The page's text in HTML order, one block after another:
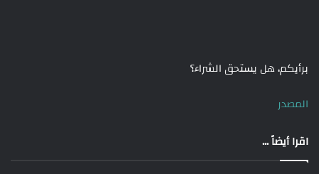
برأيكم، هل يستحق الشراء؟
المصدر
اقرا أيضاً ...